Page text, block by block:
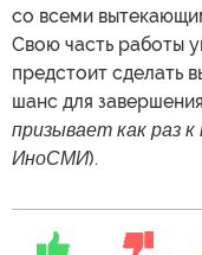
со всеми
Свою часть работы
предстоит сделать
шанс для
призывает как раз
ИноСМИ).